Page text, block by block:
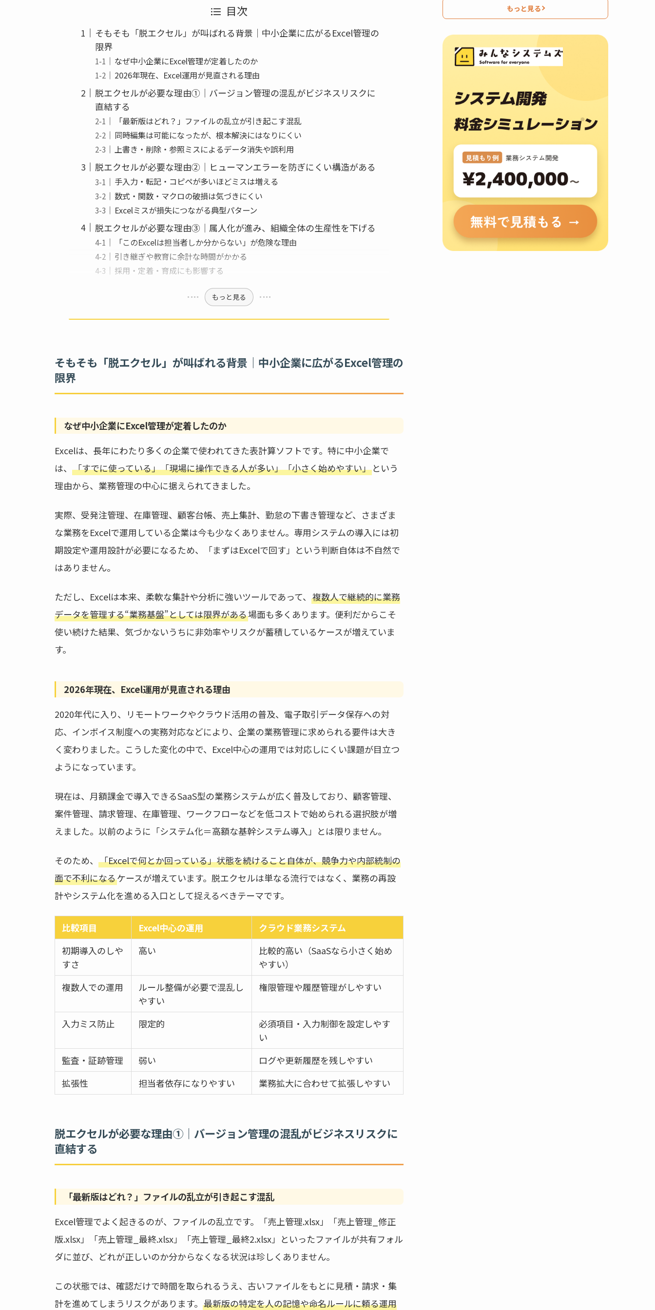
o
目次
そもそも「脱エクセル」が叫ばれる背景｜中小企業に広がるExcel管理の
限界
なぜ中小企業にExcel管理が定着したのか
2026年現在、Excel運用が見直される理由
脱エクセルが必要な理由①｜バージョン管理の混乱がビジネスリスクに
直結する
「最新版はどれ？」ファイルの乱立が引き起こす混乱
同時編集は可能になったが、根本解決にはなりにくい
上書き・削除・参照ミスによるデータ消失や誤利用
脱エクセルが必要な理由②｜ヒューマンエラーを防ぎにくい構造がある
手入力・転記・コピペが多いほどミスは増える
数式・関数・マクロの破損は気づきにくい
Excelミスが損失につながる典型パターン
脱エクセルが必要な理由③｜属人化が進み、組織全体の生産性を下げる
「このExcelは担当者しか分からない」が危険な理由
引き継ぎや教育に余計な時間がかかる
採用・定着・育成にも影響する
もっと見る
そもそも「脱エクセル」が叫ばれる背景｜中小企業に広がるExcel管理の
限界
なぜ中小企業にExcel管理が定着したのか
Excelは、長年にわたり多くの企業で使われてきた表計算ソフトです。特に中小企業で
は、 「すでに使っている」「現場に操作できる人が多い」「小さく始めやすい」という
理由から、業務管理の中心に据えられてきました。
実際、受発注管理、在庫管理、顧客台帳、売上集計、勤怠の下書き管理など、さまざま
な業務をExcelで運用している企業は今も少なくありません。専用システムの導入には初
期設定や運用設計が必要になるため、「まずはExcelで回す」という判断自体は不自然で
はありません。
ただし、Excelは本来、柔軟な集計や分析に強いツールであって、 複数人で継続的に業務
データを管理する“業務基盤”としては限界がある場面も多くあります。便利だからこそ
使い続けた結果、気づかないうちに非効率やリスクが蓄積しているケースが増えていま
す。
2026年現在、Excel運用が見直される理由
2020年代に入り、リモートワークやクラウド活用の普及、電子取引データ保存への対
応、インボイス制度への実務対応などにより、企業の業務管理に求められる要件は大き
く変わりました。こうした変化の中で、Excel中心の運用では対応しにくい課題が目立つ
ようになっています。
現在は、月額課金で導入できるSaaS型の業務システムが広く普及しており、顧客管理、
案件管理、請求管理、在庫管理、ワークフローなどを低コストで始められる選択肢が増
えました。以前のように「システム化＝高額な基幹システム導入」とは限りません。
そのため、 「Excelで何とか回っている」状態を続けること自体が、競争力や内部統制の
面で不利になるケースが増えています。脱エクセルは単なる流行ではなく、業務の再設
計やシステム化を進める入口として捉えるべきテーマです。
比較項目 Excel中心の運用
クラウド業務システム
初期導入のしや
すさ
高い
比較的高い（SaaSなら小さく始め
やすい）
複数人での運用
ルール整備が必要で混乱し
やすい
権限管理や履歴管理がしやすい
入力ミス防止 限定的
必須項目・入力制御を設定しやす
い
監査・証跡管理
弱い
ログや更新履歴を残しやすい
拡張性
担当者依存になりやすい 業務拡大に合わせて拡張しやすい
脱エクセルが必要な理由①｜バージョン管理の混乱がビジネスリスクに
直結する
「最新版はどれ？」ファイルの乱立が引き起こす混乱
Excel管理でよく起きるのが、ファイルの乱立です。「売上管理.xlsx」「売上管理_修正
版.xlsx」「売上管理_最終.xlsx」「売上管理_最終2.xlsx」といったファイルが共有フォル
ダに並び、どれが正しいのか分からなくなる状況は珍しくありません。
この状態では、確認だけで時間を取られるうえ、古いファイルをもとに見積・請求・集
計を進めてしまうリスクがあります。 最新版の特定を人の記憶や命名ルールに頼る運用
もっと見る